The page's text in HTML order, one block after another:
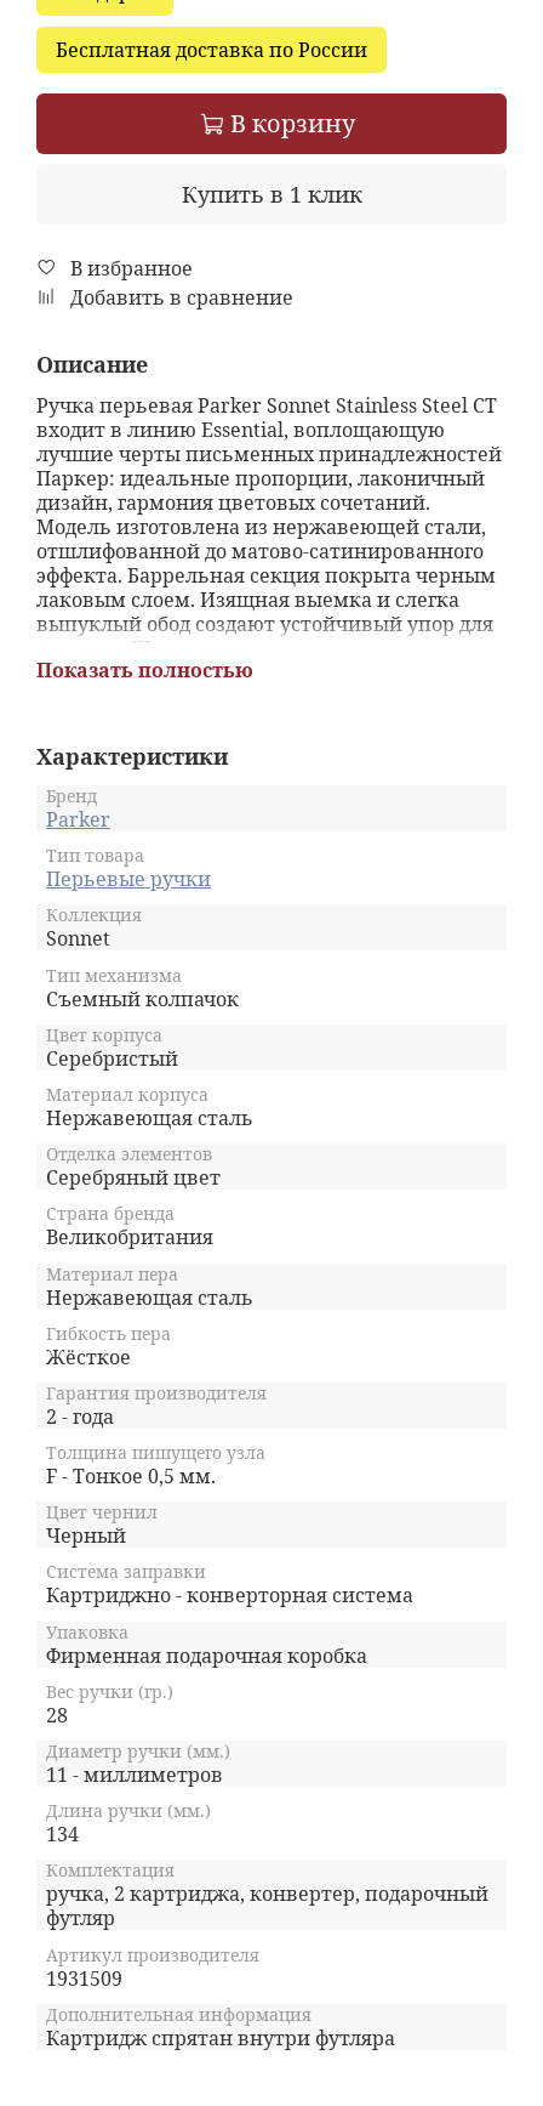
Бесплатная доставка по России
В корзину
Купить в 1 клик
В избранное
Добавить в сравнение
Описание
Ручка перьевая Parker Sonnet Stainless Steel СT
входит в линию Essential, воплощающую
лучшие черты письменных принадлежностей
Паркер: идеальные пропорции, лаконичный
дизайн, гармония цветовых сочетаний.
Модель изготовлена из нержавеющей стали,
отшлифованной до матово-сатинированного
эффекта. Баррельная секция покрыта черным
лаковым слоем. Изящная выемка и слегка
выпуклый обод создают устойчивый упор для
пальцев. Широкое хромированное кольцо и
лаковая вставка на торце колпачка придают
покрыто палладиево-никелевым сплавом.
Зону рассечения пишущего узла украшают
тонкие линии, образующие V-образный узор.
Модель поставляется в фирменной упаковке.
предполагает, что Sonnet Stainless Steel
актуально купить в подарок руководителю
или бизнес-партнеру.
Показать полностью
Характеристики
Бренд
Parker
Тип товара
Перьевые ручки
Коллекция
Sonnet
Тип механизма
Съемный колпачок
Цвет корпуса
Серебристый
Материал корпуса
Нержавеющая сталь
Отделка элементов
Серебряный цвет
Страна бренда
Великобритания
Материал пера
Нержавеющая сталь
Гибкость пера
Жёсткое
Гарантия производителя
2 - года
Толщина пишущего узла
F - Тонкое 0,5 мм.
Цвет чернил
Черный
Система заправки
Картриджно - конверторная система
Упаковка
Фирменная подарочная коробка
Вес ручки (гр.)
28
Диаметр ручки (мм.)
11 - миллиметров
Длина ручки (мм.)
134
Комплектация
ручка, 2 картриджа, конвертер, подарочный
футляр
Артикул производителя
1931509
Дополнительная информация
Картридж спрятан внутри футляра